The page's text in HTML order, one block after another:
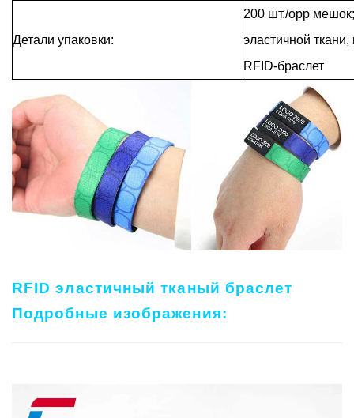
Детали упаковки:
200 шт./opp мешок;
эластичной
RFID-браслет
RFID эластичный тканый браслет
Подробные изображения: